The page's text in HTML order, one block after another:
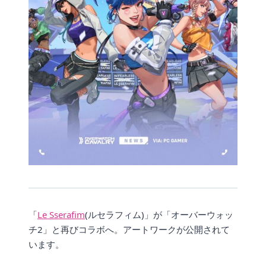
「Le Sserafim(ルセラフィム)」が「オーバーウォッ
チ2」と再びコラボへ。アートワークが公開されて
います。